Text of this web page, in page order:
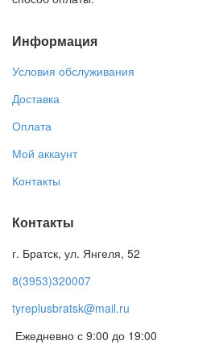
Информация
Условия обслуживания
Доставка
Оплата
Мой аккаунт
Контакты
Контакты
г. Братск, ул. Янгеля, 52
8(3953)320007
tyreplusbratsk@mail.ru
Ежедневно с 9:00 до 19:00